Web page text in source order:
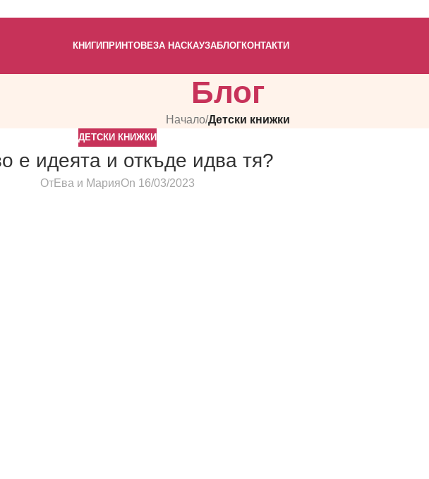
КНИГИ ПРИНТОВЕЗА НАСКАУЗАБЛОГКОНТАКТИ
Блог
Начало/Детски книжки
ДЕТСКИ КНИЖКИ
е идеята и откъде идва тя?
ОтЕва и МарияOn 16/03/2023